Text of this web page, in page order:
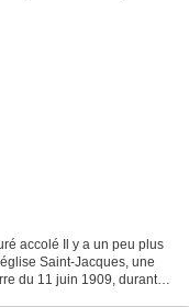
accolé Il y a un peu plus
Saint-Jacques, une
du 11 juin 1909, durant